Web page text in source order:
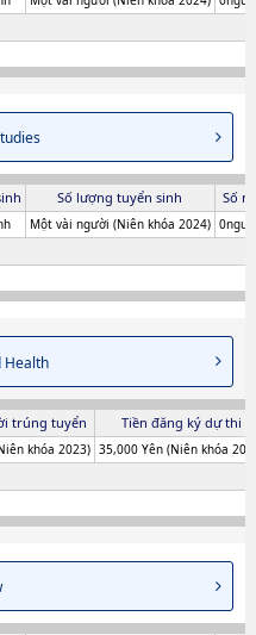
Số lượng tuyển sinh Số
Một vài người (Niên khóa 2024)
Health
trúng tuyển Tiền đăng ký dự thi
khóa 2023) 35,000 Yên (Niên khóa